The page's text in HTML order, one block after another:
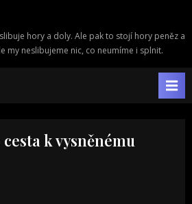
hory a doly. Ale pak to stojí hory peněz a
my neslibujeme nic, co neumíme i splnit.
k vysněnému